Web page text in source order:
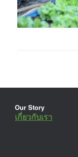
Our Story
เกี่ยวกับเรา